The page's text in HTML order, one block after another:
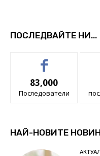
ПОСЛЕДВАЙТЕ НИ...
83,000
Последователи
НАЙ-НОВИТЕ